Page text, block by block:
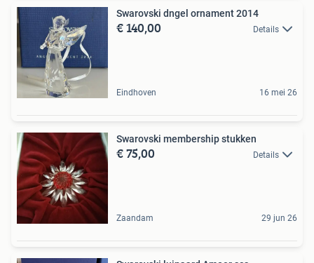
Swarovski dngel ornament 2014
€ 140,00 Details
Eindhoven 16 mei 26
Swarovski membership stukken
€ 75,00 Details
Zaandam 29 jun 26